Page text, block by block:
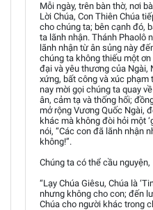
Mỗi ngày, trên bàn thờ, nơi
Lời Chúa, Con Thiên Chúa
cho chúng ta; bên cạnh đó,
ta lãnh nhận. Thánh Phaolô
lãnh nhận từ ân sủng này
chúng ta không thiếu một
đại và yêu thương của Ngài,
xứng, bất công và xúc phạm
nay mời gọi chúng ta quay
ân, cảm tạ và thống hối;
mở rộng Vương Quốc Ngài,
khác mà không đòi hỏi một
nói, “Các con đã lãnh nhận
không!”.
Chúng ta có thể cầu nguyện,
“Lạy Chúa Giêsu, Chúa là
nhưng không cho con; đến
Chúa cho người khác trong